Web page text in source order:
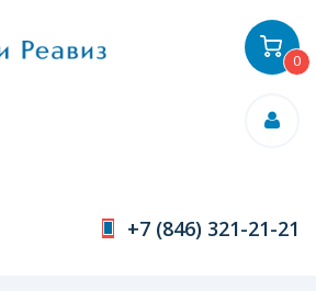
+7 (846) 321-21-21
0